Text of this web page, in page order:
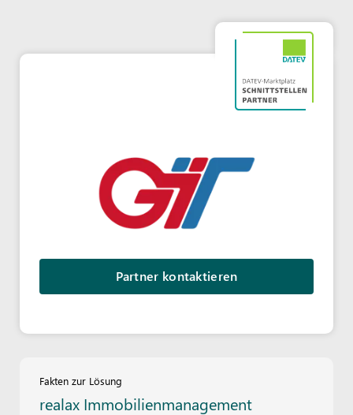
Partner kontaktieren
Fakten zur Lösung
realax Immobilienmanagement